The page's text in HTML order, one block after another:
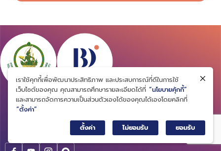
สถาบันข้อมูลขนาดใหญ่ (องค์การมหาชน)
Big Data Institute (Public Organization)
234/432 ซอยลาดพร้าว 12 แขวงจอมพล เขตจตุจักร กรุงเทพมหานคร
เราใช้คุกกี้เพื่อพัฒนาประสิทธิภาพ และประสบการณ์ที่ดีในการใช้
เว็บไซต์ของคุณ คุณสามารถศึกษารายละเอียดได้ที่ “นโยบายคุ้กกี้”
และสามารถจัดการความเป็นส่วนตัวเองได้ของคุณได้เองโดยคลิกที่
“ตั้งค่า”
ตั้งค่า
ไม่ยอมรับ ยอมรับ